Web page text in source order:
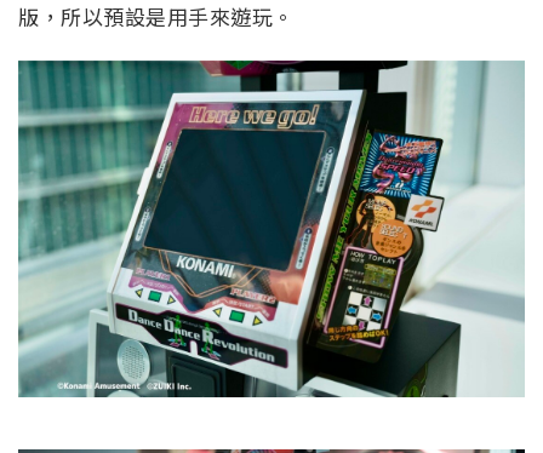
版，所以預設是用手來遊玩。